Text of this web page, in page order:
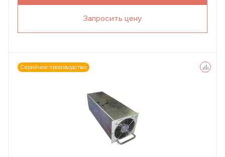
Запросить цену
Серийное производство